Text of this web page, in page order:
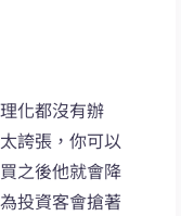
化都沒有辦
誇張，你可以
之後他就會降
投資客會搶著